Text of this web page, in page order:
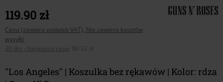
119.90 zł
Cena (zawiera podatek VAT), Nie zawiera kosztów
wysyłki
30 dni - Najlepsza cena
86.33 zł
"Los Angeles" | Koszulka bez rękawów | Kolor: rdza